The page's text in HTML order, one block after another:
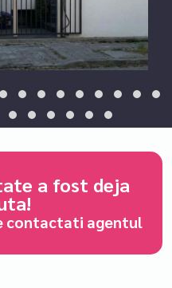
a fost deja
contactati agentul